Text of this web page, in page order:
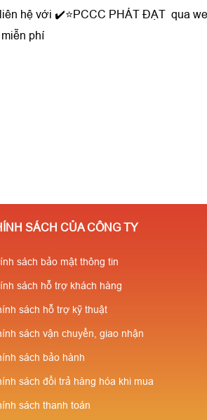
hệ với ✔️⭐PCCC PHÁT ĐẠT qua
phí
SÁCH CỦA CÔNG TY
sách bảo mật thông tin
sách hỗ trợ khách hàng
sách hỗ trợ kỹ thuật
sách vận chuyển, giao nhận
sách bảo hành
sách đổi trả hàng hóa khi mua
sách thanh toán